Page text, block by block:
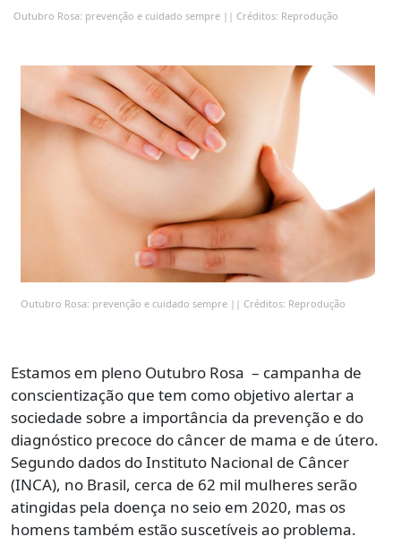
Outubro Rosa: prevenção e cuidado sempre || Créditos: Reprodução
Outubro Rosa: prevenção e cuidado sempre || Créditos: Reprodução
Estamos em pleno Outubro Rosa – campanha de
conscientização que tem como objetivo alertar a
sociedade sobre a importância da prevenção e do
diagnóstico precoce do câncer de mama e de útero.
Segundo dados do Instituto Nacional de Câncer
(INCA), no Brasil, cerca de 62 mil mulheres serão
atingidas pela doença no seio em 2020, mas os
homens também estão suscetíveis ao problema.